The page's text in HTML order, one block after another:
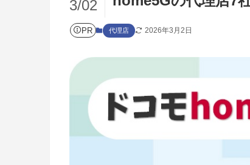
3/02
PR 代理店 2026年3月2日